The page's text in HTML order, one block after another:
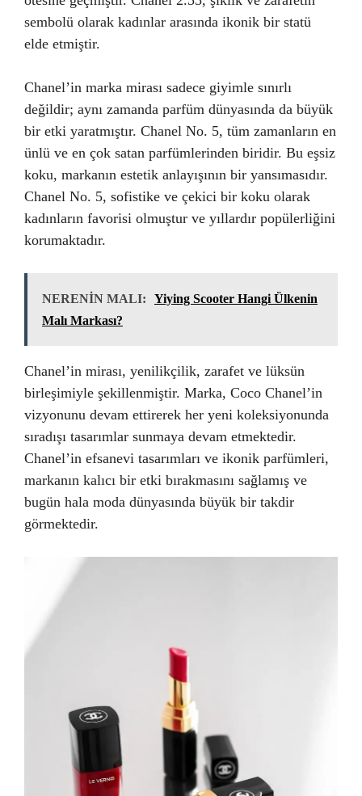
sembolü olarak kadınlar arasında ikonik bir statü
elde etmiştir.
Chanel’in marka mirası sadece giyimle sınırlı
değildir; aynı zamanda parfüm dünyasında da büyük
bir etki yaratmıştır. Chanel No. 5, tüm zamanların en
ünlü ve en çok satan parfümlerinden biridir. Bu eşsiz
koku, markanın estetik anlayışının bir yansımasıdır.
Chanel No. 5, sofistike ve çekici bir koku olarak
kadınların favorisi olmuştur ve yıllardır popülerliğini
korumaktadır.
NERENİN MALI:
Yiying Scooter Hangi Ülkenin
Malı Markası?
Chanel’in mirası, yenilikçilik, zarafet ve lüksün
birleşimiyle şekillenmiştir. Marka, Coco Chanel’in
vizyonunu devam ettirerek her yeni koleksiyonunda
sıradışı tasarımlar sunmaya devam etmektedir.
Chanel’in efsanevi tasarımları ve ikonik parfümleri,
markanın kalıcı bir etki bırakmasını sağlamış ve
bugün hala moda dünyasında büyük bir takdir
görmektedir.